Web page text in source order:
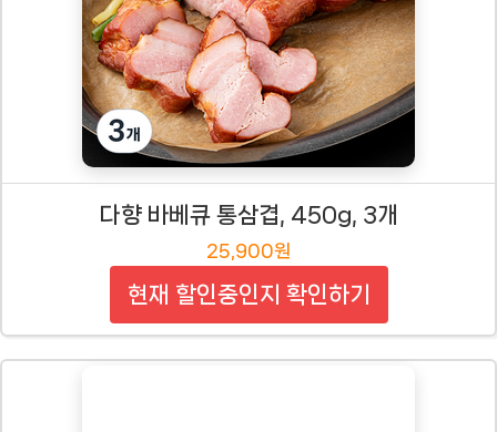
다향 바베큐 통삼겹, 450g, 3개
25,900원
현재 할인중인지 확인하기